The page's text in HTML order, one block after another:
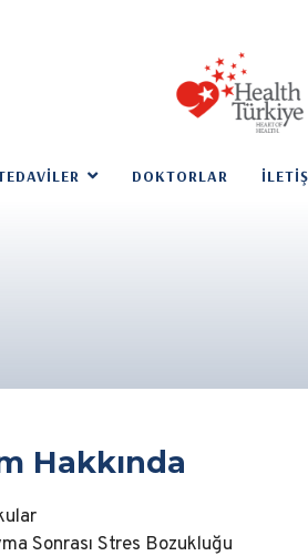
DOKTORLAR
Hakkında
Sonrası Stres Bozukluğu